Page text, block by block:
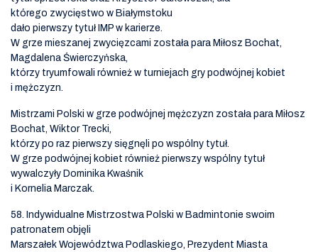
którego zwycięstwo w Białymstoku
dało pierwszy tytuł IMP w karierze.
W grze mieszanej zwycięzcami została para Miłosz Bochat,
Magdalena Świerczyńska,
którzy tryumfowali również w turniejach gry podwójnej kobiet
i mężczyzn.
Mistrzami Polski w grze podwójnej mężczyzn została para Miłosz
Bochat, Wiktor Trecki,
którzy po raz pierwszy sięgnęli po wspólny tytuł.
W grze podwójnej kobiet również pierwszy wspólny tytuł
wywalczyły Dominika Kwaśnik
i Kornelia Marczak.
58. Indywidualne Mistrzostwa Polski w Badmintonie swoim
patronatem objęli
Marszałek Województwa Podlaskiego, Prezydent Miasta